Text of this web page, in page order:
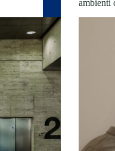
ambienti